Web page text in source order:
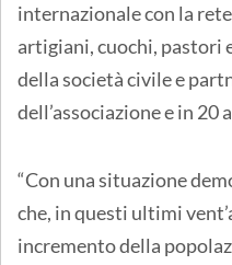
internazionale con la
artigiani, cuochi, pastori
della società civile e
dell’associazione e in 20
“Con una situazione
che, in questi ultimi
incremento della